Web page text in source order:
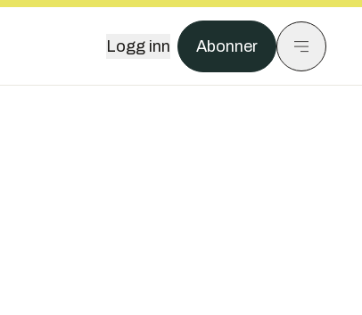
Logg inn Abonner